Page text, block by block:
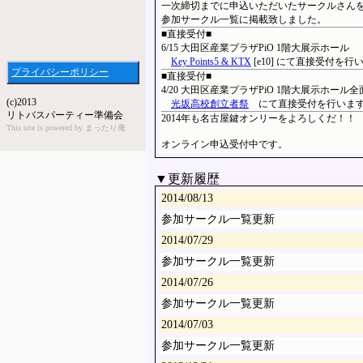
プライバシーポリシー
(c)2013
リトバスパーティー準備会
This site is powered by まったり庵
一次締切までに申込いただいたサークルさん
参加サークル一覧に掲載致しました。
■直接受付■
6/15 大田区産業プラザPiO 1階大展示ホール
Key Points5 & KTX [e10] にて直接受付を行い
■直接受付■
4/20 大田区産業プラザPiO 1階大展示ホール全
光坂高校創立者祭 にて直接受付を行います
2014年も名古屋鍵オンリーをよろしくだ！！
オンライン申込受付中です。
▼更新履歴
2014/08/13
参加サークル一覧更新
2014/07/29
参加サークル一覧更新
2014/07/26
参加サークル一覧更新
2014/07/03
参加サークル一覧更新